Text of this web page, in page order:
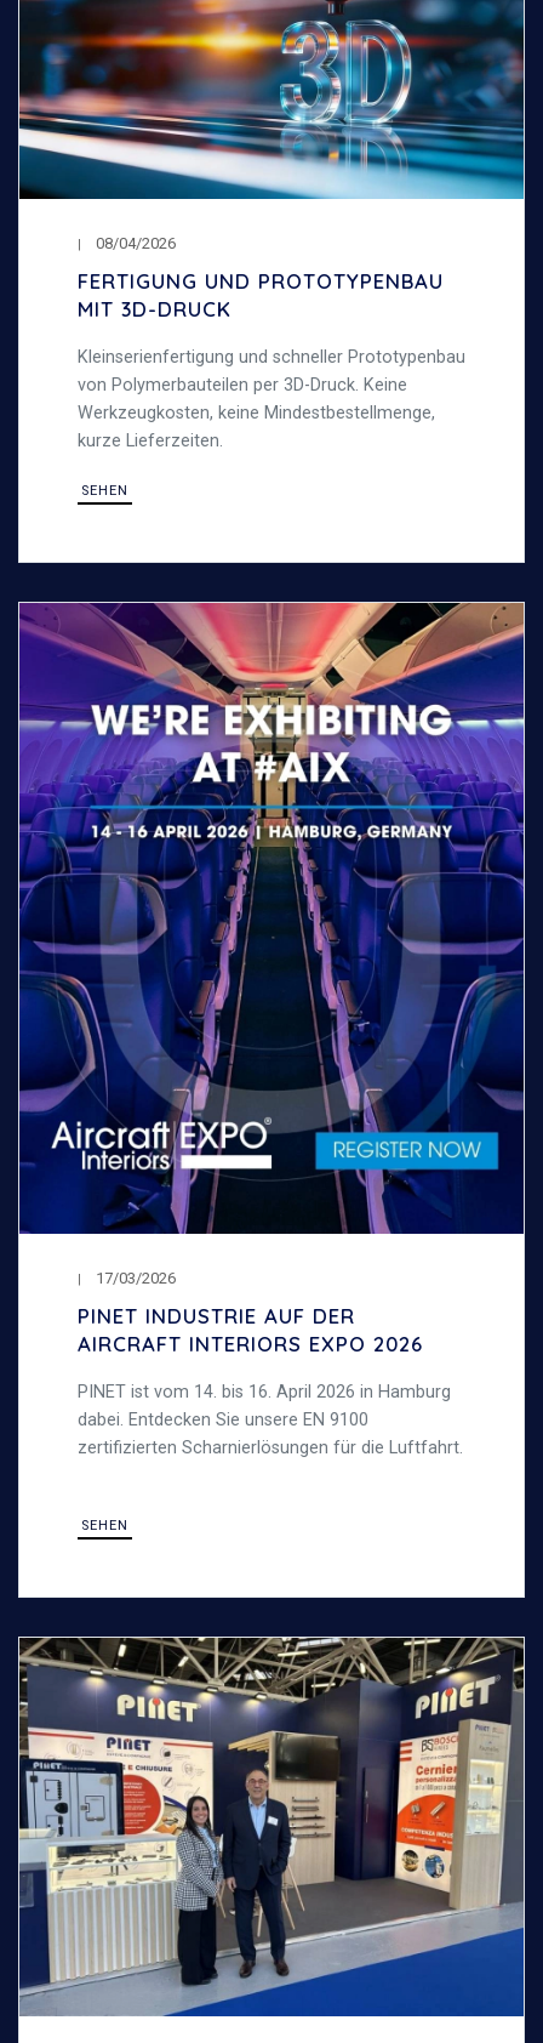
08/04/2026
FERTIGUNG UND PROTOTYPENBAU
MIT 3D-DRUCK
Kleinserienfertigung und schneller Prototypenbau
von Polymerbauteilen per 3D-Druck. Keine
Werkzeugkosten, keine Mindestbestellmenge,
kurze Lieferzeiten.
SEHEN
17/03/2026
PINET INDUSTRIE AUF DER
AIRCRAFT INTERIORS EXPO 2026
PINET ist vom 14. bis 16. April 2026 in Hamburg
dabei. Entdecken Sie unsere EN 9100
zertifizierten Scharnierlösungen für die Luftfahrt.
SEHEN